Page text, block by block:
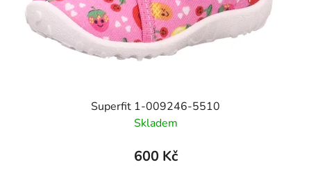
Superfit 1-009246-5510
Skladem
600 Kč